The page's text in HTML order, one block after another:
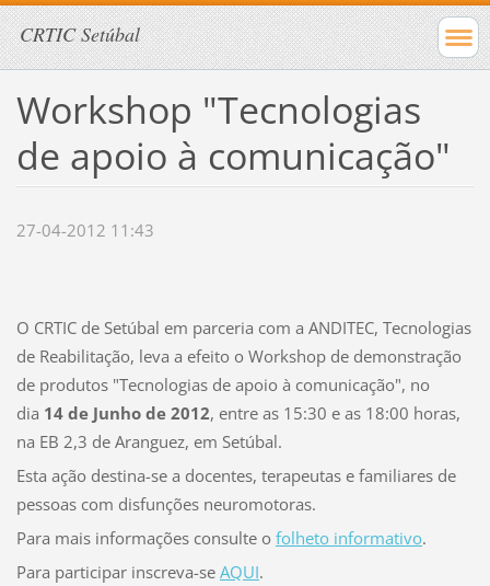
CRTIC Setúbal
Workshop "Tecnologias
de apoio à comunicação"
27-04-2012 11:43
O CRTIC de Setúbal em parceria com a ANDITEC, Tecnologias
de Reabilitação, leva a efeito o Workshop de demonstração
de produtos "Tecnologias de apoio à comunicação", no
dia 14 de Junho de 2012, entre as 15:30 e as 18:00 horas,
na EB 2,3 de Aranguez, em Setúbal.
Esta ação destina-se a docentes, terapeutas e familiares de
pessoas com disfunções neuromotoras.
Para mais informações consulte o folheto informativo.
Para participar inscreva-se AQUI.